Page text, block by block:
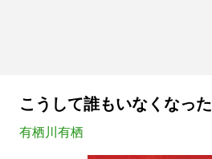
こうして誰もいなくなった
有栖川有栖